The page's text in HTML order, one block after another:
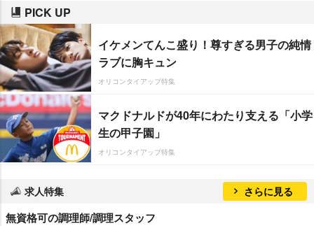
PICK UP
イケメンてんこ盛り！尊すぎる男子の純情
ラブに胸キュン
オリコンタイアップ特集
マクドナルドが40年にわたり支える「小学
生の甲子園」
オリコンタイアップ特集
求人特集 さらに見る
無資格可の調理師/調理スタッフ